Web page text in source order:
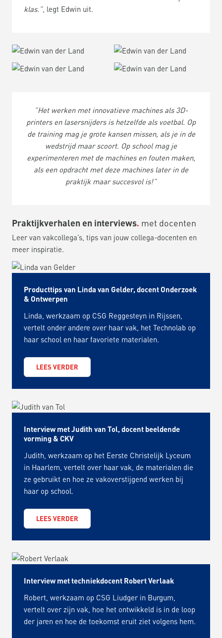
klas.”, legt Edwin uit.
”Het werken met innovatieve machines als 3D-
printers en lasersnijders is hetzelfde als voetbal. Op
de training mag je grote kansen missen, als je in de
wedstrijd maar scoort. Op school mag je
experimenteren met de machines en fouten maken,
als een opdracht met deze machines later in de
praktijk maar succesvol is!”
Praktijkverhalen en interviews met docenten
Leer van vakcollega’s, tips van jouw collega-docenten en
meer inspiratie.
Producttips van Linda van Gelder, docent Onderzoek
& Ontwerpen
Linda, werkzaam op CSG Reggesteyn in Rijssen,
vertelt onder andere over haar vak, het Technolab op
haar school en haar favoriete materialen.
LEES VERDER
Interview met Judith van Tol, docent beeldende
vorming & CKV
Judith, werkzaam op het Eerste Christelijk Lyceum
in Haarlem, vertelt over haar vak, de materialen die
ze gebruikt en hoe ze vakoverstijgend werken bij
haar op school.
LEES VERDER
Interview met techniekdocent Robert Verlaak
Robert, werkzaam op CSG Liudger in Burgum,
vertelt over zijn vak, hoe het ontwikkeld is in de loop
der jaren en hoe de toekomst eruit ziet volgens hem.